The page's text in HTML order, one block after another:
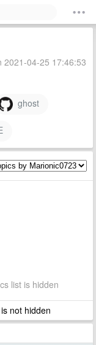
2021-04-25 17:46:53
ghost
list is hidden
not hidden